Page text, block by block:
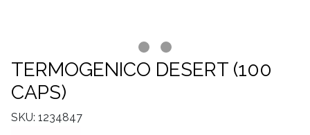
TERMOGENICO DESERT (100
CAPS)
SKU: 1234847